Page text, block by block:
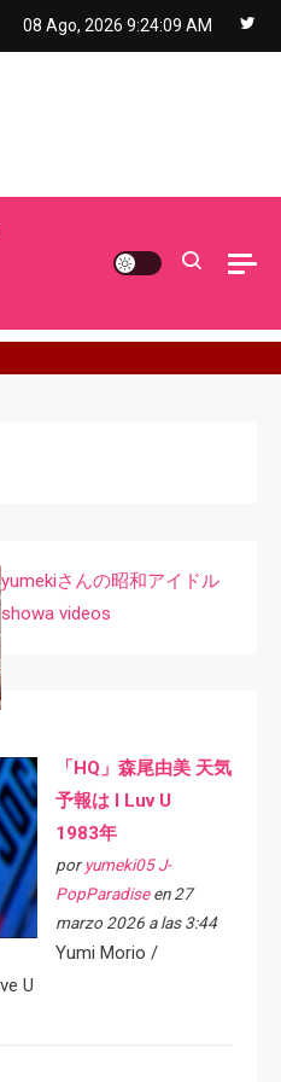
08 Ago, 2026 9:24:10 AM
yumekiさんの昭和アイドル
showa videos
「HQ」森尾由美 天気
予報は I Luv U
1983年
por yumeki05 J-
PopParadiseen 27
marzo 2026 a las 3:44
Yumi Morio /
U